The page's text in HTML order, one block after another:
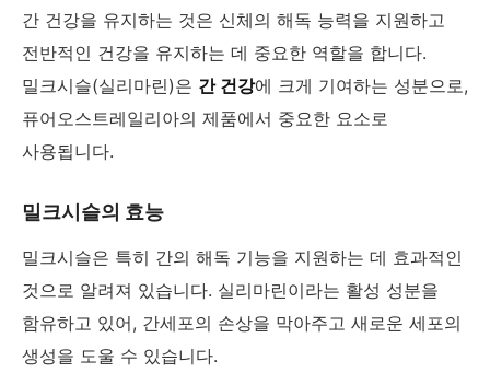
간 건강을 유지하는 것은 신체의 해독 능력을 지원하고
전반적인 건강을 유지하는 데 중요한 역할을 합니다.
밀크시슬(실리마린)은 간 건강에 크게 기여하는 성분으로,
퓨어오스트레일리아의 제품에서 중요한 요소로
사용됩니다.
밀크시슬의 효능
밀크시슬은 특히 간의 해독 기능을 지원하는 데 효과적인
것으로 알려져 있습니다. 실리마린이라는 활성 성분을
함유하고 있어, 간세포의 손상을 막아주고 새로운 세포의
생성을 도울 수 있습니다.